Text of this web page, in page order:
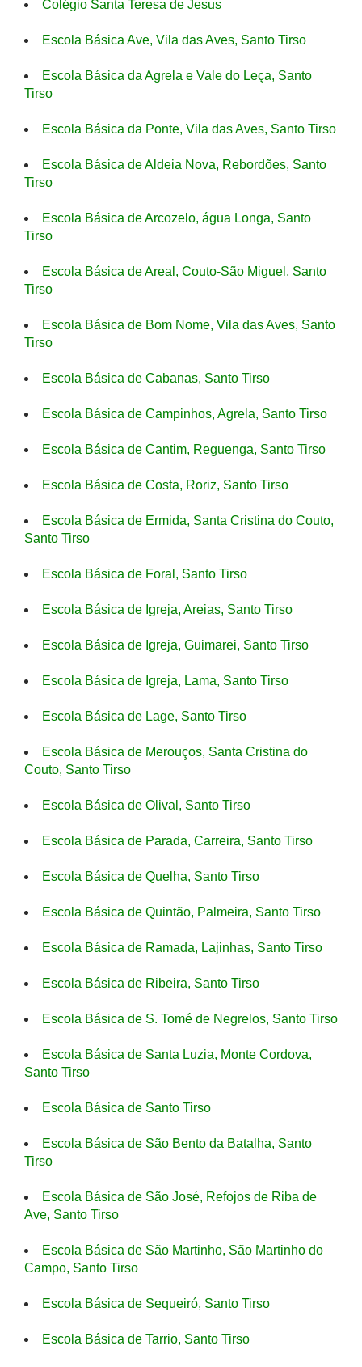
Colégio Santa Teresa de Jesus
Escola Básica Ave, Vila das Aves, Santo Tirso
Escola Básica da Agrela e Vale do Leça, Santo
Tirso
Escola Básica da Ponte, Vila das Aves, Santo Tirso
Escola Básica de Aldeia Nova, Rebordões, Santo
Tirso
Escola Básica de Arcozelo, água Longa, Santo
Tirso
Escola Básica de Areal, Couto-São Miguel, Santo
Tirso
Escola Básica de Bom Nome, Vila das Aves, Santo
Tirso
Escola Básica de Cabanas, Santo Tirso
Escola Básica de Campinhos, Agrela, Santo Tirso
Escola Básica de Cantim, Reguenga, Santo Tirso
Escola Básica de Costa, Roriz, Santo Tirso
Escola Básica de Ermida, Santa Cristina do Couto,
Santo Tirso
Escola Básica de Foral, Santo Tirso
Escola Básica de Igreja, Areias, Santo Tirso
Escola Básica de Igreja, Guimarei, Santo Tirso
Escola Básica de Igreja, Lama, Santo Tirso
Escola Básica de Lage, Santo Tirso
Escola Básica de Merouços, Santa Cristina do
Couto, Santo Tirso
Escola Básica de Olival, Santo Tirso
Escola Básica de Parada, Carreira, Santo Tirso
Escola Básica de Quelha, Santo Tirso
Escola Básica de Quintão, Palmeira, Santo Tirso
Escola Básica de Ramada, Lajinhas, Santo Tirso
Escola Básica de Ribeira, Santo Tirso
Escola Básica de S. Tomé de Negrelos, Santo Tirso
Escola Básica de Santa Luzia, Monte Cordova,
Santo Tirso
Escola Básica de Santo Tirso
Escola Básica de São Bento da Batalha, Santo
Tirso
Escola Básica de São José, Refojos de Riba de
Ave, Santo Tirso
Escola Básica de São Martinho, São Martinho do
Campo, Santo Tirso
Escola Básica de Sequeiró, Santo Tirso
Escola Básica de Tarrio, Santo Tirso